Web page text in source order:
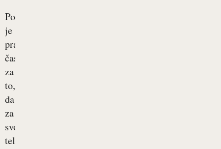
Pomlad
je
pravi
čas
za
to,
da
za
svoje
telo